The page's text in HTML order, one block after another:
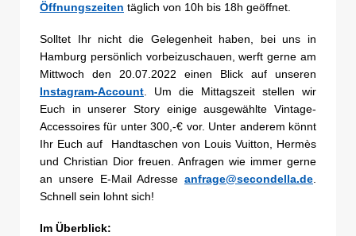
Öffnungszeiten täglich von 10h bis 18h geöffnet.
Solltet Ihr nicht die Gelegenheit haben, bei uns in
Hamburg persönlich vorbeizuschauen, werft gerne am
Mittwoch den 20.07.2022 einen Blick auf unseren
Instagram-Account. Um die Mittagszeit stellen wir
Euch in unserer Story einige ausgewählte Vintage-
Accessoires für unter 300,-€ vor. Unter anderem könnt
Ihr Euch auf Handtaschen von Louis Vuitton, Hermès
und Christian Dior freuen. Anfragen wie immer gerne
an unsere E-Mail Adresse anfrage@secondella.de.
Schnell sein lohnt sich!
Im Überblick: